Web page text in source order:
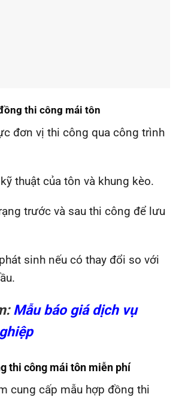
thi công mái tôn
đơn vị thi công qua công trình
thuật của tôn và khung kèo.
trước và sau thi công để lưu
sinh nếu có thay đổi so với
Mẫu báo giá dịch vụ
thi công mái tôn miễn phí
cung cấp mẫu hợp đồng thi